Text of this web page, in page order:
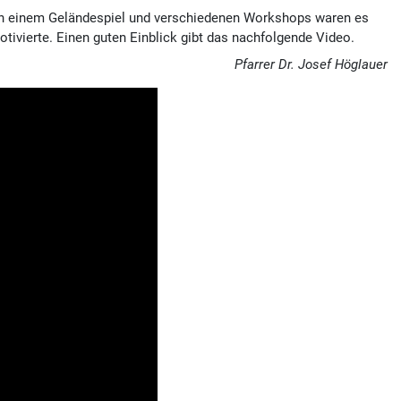
Geländespiel und verschiedenen Workshops waren es
Einen guten Einblick gibt das nachfolgende Video.
Pfarrer Dr. Josef Höglauer